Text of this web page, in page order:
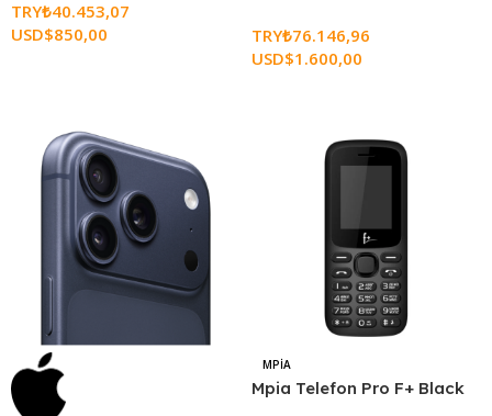
TRY₺40.453,07
USD$850,00
TRY₺76.146,96
USD$1.600,00
MPIA
Mpia Telefon Pro F+ Black